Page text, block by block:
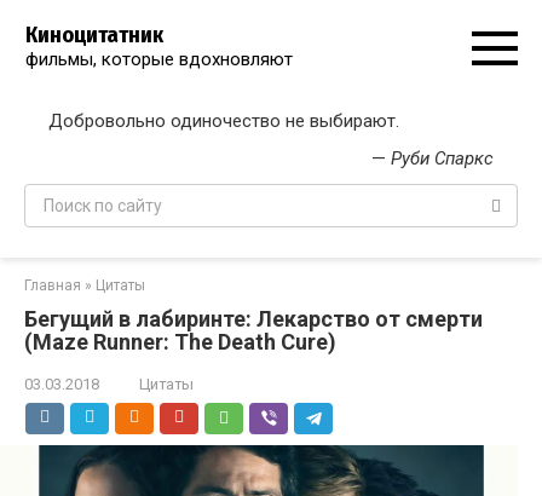
контенту
Киноцитатник
фильмы, которые вдохновляют
Добровольно одиночество не выбирают.
— Руби Спаркс
Поиск:
Главная » Цитаты
Бегущий в лабиринте: Лекарство от смерти
(Maze Runner: The Death Cure)
03.03.2018 Цитаты